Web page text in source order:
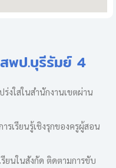
สพป.บุรีรัมย์ 4
งใสในสำนักงานเขตผ่าน
รเรียนรู้เชิงรุกของครูผู้สอน
ยนในสังกัด ติดตามการขับ